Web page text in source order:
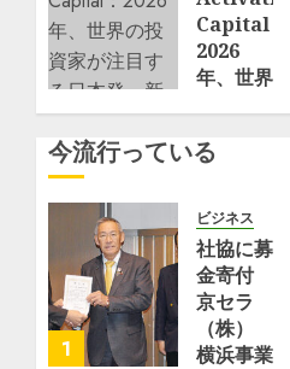
市政府も
疑惑に巻
き込まれ
6月 9,
2026
Capital：
2026
年、世界
る日本
代アクテ
ィビスト
ファンド
×AIトレ
ーディン
グの潮流
今流行っている
1
ビジネス
社協に募
金寄付
京セラ
（株）
横浜事業